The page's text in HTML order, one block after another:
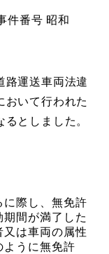
件番号 昭和
運送車両法違
おいて行われた
るとしました。
際し、無免許
間が満了した
は車両の属性
ように無免許